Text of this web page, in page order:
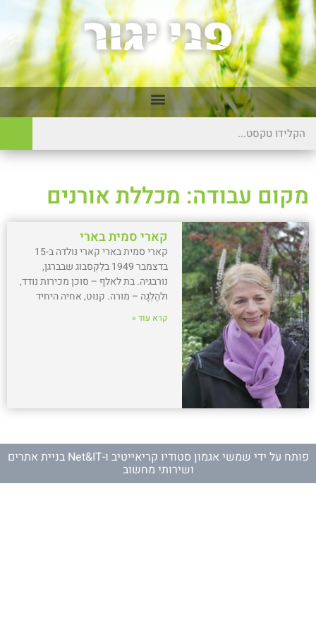
מקום עבודה: מכללת אורנים
קארי סמית בארי
קארי סמית בארי קארי נולדה ב-15
בדצמבר 1949 בלַקְסבוג שבברגן,
נורבגיה. בת לאלף – סוכן מכירות נודד,
ולהֶלְגָה – מורה. קנוּט, אחיה היחיד
קרא עוד »
פותח על ידי שמשי אגמון סטודיו קריאייטיב ו- Net&IT בניית אתרים
ושירותי מחשוב